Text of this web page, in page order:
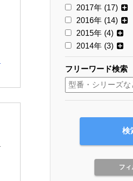
2017年 (17)
2016年 (14)
2015年 (4)
2014年 (3)
フリーワード検索